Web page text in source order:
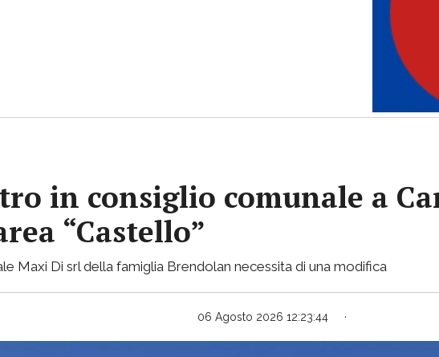
in consiglio comunale a
“Castello”
Maxi Di srl della famiglia Brendolan necessita di una modifica
06 Agosto 2026 12:23:44